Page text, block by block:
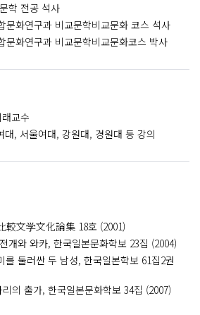
학 전공 석사
문화연구과 비교문학비교문화 코스 석사
문화연구과 비교문학비교문화코스 박사
교수
, 서울여대, 강원대, 경원대 등 강의
文学文化論集 18호 (2001)
개와 와카, 한국일본문화학보 23집 (2004)
를 둘러싼 두 남성, 한국일본학보 61집2권
의 출가, 한국일본문화학보 34집 (2007)